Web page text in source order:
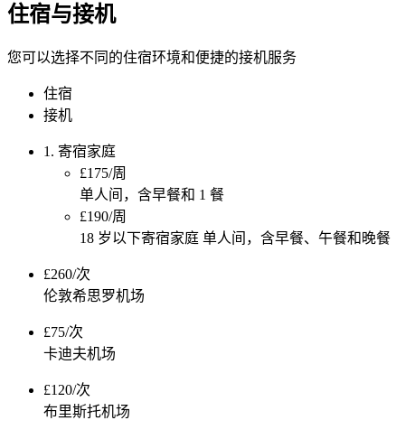
住宿与接机
您可以选择不同的住宿环境和便捷的接机服务
住宿
接机
1. 寄宿家庭
£175/周
单人间，含早餐和 1 餐
£190/周
18 岁以下寄宿家庭 单人间，含早餐、午餐和晚餐
£260/次
伦敦希思罗机场
£75/次
卡迪夫机场
£120/次
布里斯托机场